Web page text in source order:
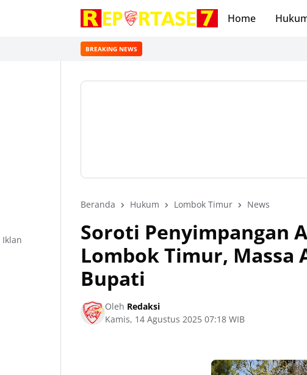
Home
BREAKING NEWS
Beranda Hukum Lombok Timur News
Soroti Penyimpangan
Lombok Timur, Massa
Bupati
Oleh Redaksi
Kamis, 14 Agustus 2025 07:18 WIB
Iklan